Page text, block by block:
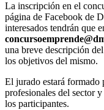
La inscripción en el
página de Facebook de
interesados tendrán que
una breve descripción
los objetivos del mismo.
El jurado estará formado
profesionales del sector
los participantes.